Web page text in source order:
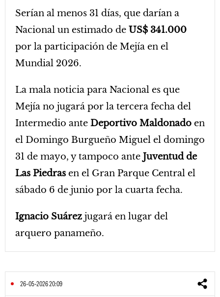
Serían al menos 31 días, que darían a
Nacional un estimado de US$ 341.000
por la participación de Mejía en el
Mundial 2026.
La mala noticia para Nacional es que
Mejía no jugará por la tercera fecha del
Intermedio ante Deportivo Maldonado en
el Domingo Burgueño Miguel el domingo
31 de mayo, y tampoco ante Juventud de
Las Piedras en el Gran Parque Central el
sábado 6 de junio por la cuarta fecha.
Ignacio Suárez jugará en lugar del
arquero panameño.
26-05-2026 20:09